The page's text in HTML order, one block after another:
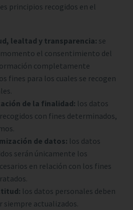
principios recogidos en el
lealtad y transparencia: se
el consentimiento del
completamente
fines para los cuales se recogen
de la finalidad: los datos
con fines determinados,
de datos: los datos
serán únicamente los
en relación con los fines
los datos personales deben
siempre actualizados.